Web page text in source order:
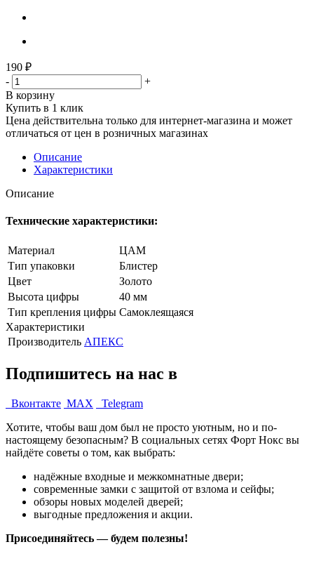
190 ₽
-
+
В корзину
Купить в 1 клик
Цена действительна только для интернет-магазина и может
отличаться от цен в розничных магазинах
Описание
Характеристики
Описание
Технические характеристики:
Материал
ЦАМ
Тип упаковки
Блистер
Цвет
Золото
Высота цифры
40 мм
Тип крепления цифры Самоклеящаяся
Характеристики
Производитель АПЕКС
Подпишитесь на нас в
Вконтакте MAX
Telegram
Хотите, чтобы ваш дом был не просто уютным, но и по-
настоящему безопасным? В социальных сетях Форт Нокс вы
найдёте советы о том, как выбрать:
надёжные входные и межкомнатные двери;
современные замки с защитой от взлома и сейфы;
обзоры новых моделей дверей;
выгодные предложения и акции.
Присоединяйтесь — будем полезны!